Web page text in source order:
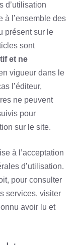
d’utilisation
à l’ensemble des
présent sur le
sont
et ne
vigueur dans le
l’éditeur,
ne peuvent
pour
sur le site.
à l’acceptation
d’utilisation.
pour consulter
services, visiter
avoir lu et